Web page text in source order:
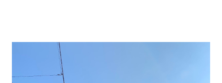
そんなカラーになっている。その上で、ひとりひとりの”個
性”が出せるようだと素晴らしい。 その昔。今ほどファンやサ
ポーターもおらず、サポーター席に集まる人間も僅かだったあ
ないものだ。 自分自身も人を評価する立場でもあるので分かる
のだが、最後の最後に湧き出てくる感情という形がありそうで
無いものに左右されることが、ままあり得る。それはポジティ